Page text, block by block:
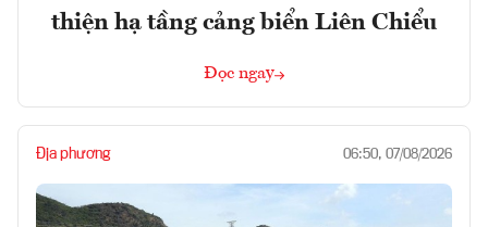
thiện hạ tầng cảng biển Liên Chiểu
Đọc ngay
Địa phương 06:50, 07/08/2026